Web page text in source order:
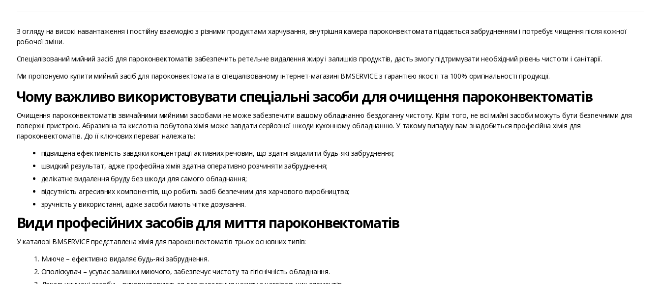
З огляду на високі навантаження і постійну взаємодію з різними продуктами харчування, внутрішня камера пароконвектомата піддається забрудненням і потребує чищення після кожної
робочої зміни.
Спеціалізований мийний засіб для пароконвектоматів забезпечить ретельне видалення жиру і залишків продуктів, дасть змогу підтримувати необхідний рівень чистоти і санітарії.
Ми пропонуємо купити мийний засіб для пароконвектомата в спеціалізованому інтернет-магазині BMSERVICE з гарантією якості та 100% оригінальності продукції.
Чому важливо використовувати спеціальні засоби для очищення пароконвектоматів
Очищення пароконвектоматів звичайними мийними засобами не може забезпечити вашому обладнанню бездоганну чистоту. Крім того, не всі мийні засоби можуть бути безпечними для
поверхні пристрою. Абразивна та кислотна побутова хімія може завдати серйозної шкоди кухонному обладнанню. У такому випадку вам знадобиться професійна хімія для
пароконвектоматів. До її ключових переваг належать:
підвищена ефективність завдяки концентрації активних речовин, що здатні видалити будь-які забруднення;
швидкий результат, адже професійна хімія здатна оперативно розчиняти забруднення;
делікатне видалення бруду без шкоди для самого обладнання;
відсутність агресивних компонентів, що робить засіб безпечним для харчового виробництва;
зручність у використанні, адже засоби мають чітке дозування.
Види професійних засобів для миття пароконвектоматів
У каталозі BMSERVICE представлена хімія для пароконвектоматів трьох основних типів:
Миюче – ефективно видаляє будь-які забруднення.
Ополіскувач – усуває залишки миючого, забезпечує чистоту та гігієнічність обладнання.